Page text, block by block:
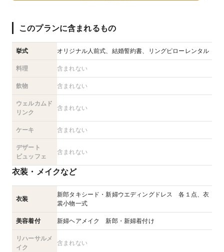
このプランに含まれるもの
挙式 オリジナル人前式、結婚誓約書、リングピローレンタル
料理 含まれない
飲物 含まれない
ウェルカムド
リンク
含まれない
ケーキ 含まれない
デザート
ビュッフェ
含まれない
衣装・メイクなど
衣装
新郎タキシード・新婦ウエディングドレス 各１点、衣
裳小物一式
美容着付 新婦ヘアメイク 新郎・新婦着付け
リハーサルメ
イク
含まれない